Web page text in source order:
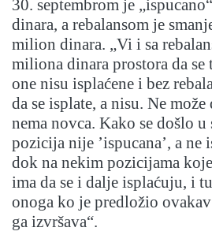
30. septembrom je
dinara, a rebalansom je
milion dinara. „Vi i sa
miliona dinara prostora da se
one nisu isplaćene i bez
da se isplate, a nisu. Ne može
nema novca. Kako se došlo
pozicija nije ’ispucana’, a ne
dok na nekim pozicijama
ima da se i dalje isplaćuju, i
onoga ko je predložio
ga izvršava“.